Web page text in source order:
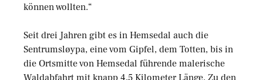
können wollten.“
Seit drei Jahren gibt es in Hemsedal auch die
Sentrumsløypa, eine vom Gipfel, dem Totten, bis in
die Ortsmitte von Hemsedal führende malerische